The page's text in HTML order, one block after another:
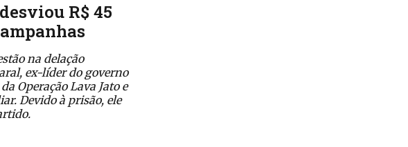
R$ 45
na delação
ex-líder do governo
Operação Lava Jato e
Devido à prisão, ele